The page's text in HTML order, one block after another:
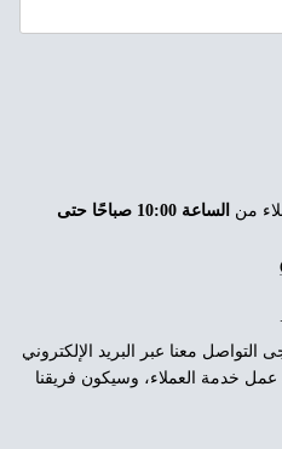
من
الساعة 10:00 صباحًا حتى
التواصل معنا عبر البريد الإلكتروني
عمل خدمة العملاء، وسيكون فريقنا